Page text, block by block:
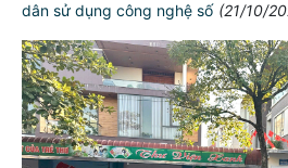
dân sử dụng công nghệ số (21/10/